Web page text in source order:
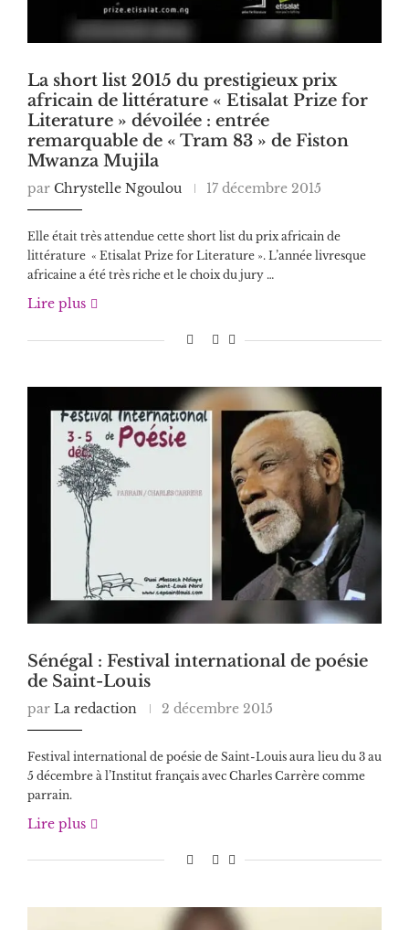
La short list 2015 du prestigieux prix
africain de littérature « Etisalat Prize for
Literature » dévoilée : entrée
remarquable de « Tram 83 » de Fiston
Mwanza Mujila
par Chrystelle Ngoulou 17 décembre 2015
Elle était très attendue cette short list du prix africain de
littérature « Etisalat Prize for Literature ». L’année livresque
africaine a été très riche et le choix du jury …
Lire plus
Sénégal : Festival international de poésie
de Saint-Louis
par La redaction 2 décembre 2015
Festival international de poésie de Saint-Louis aura lieu du 3 au
5 décembre à l’Institut français avec Charles Carrère comme
parrain.
Lire plus